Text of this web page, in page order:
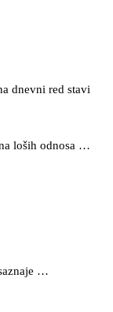
dnevni red stavi
loših odnosa …
…